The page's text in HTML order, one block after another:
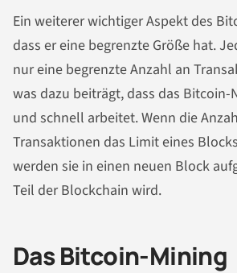
Ein weiterer wichtiger Aspekt des
dass er eine begrenzte Größe hat.
nur eine begrenzte Anzahl an
was dazu beiträgt, dass das
und schnell arbeitet. Wenn die
Transaktionen das Limit eines
werden sie in einen neuen Block
Teil der Blockchain wird.
Das Bitcoin-Mining